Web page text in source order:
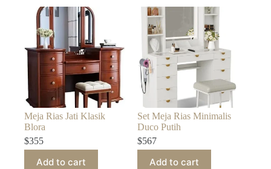
Meja Rias Jati Klasik
Blora
$355
Add to cart
Set Meja Rias Minimalis
Duco Putih
$567
Add to cart